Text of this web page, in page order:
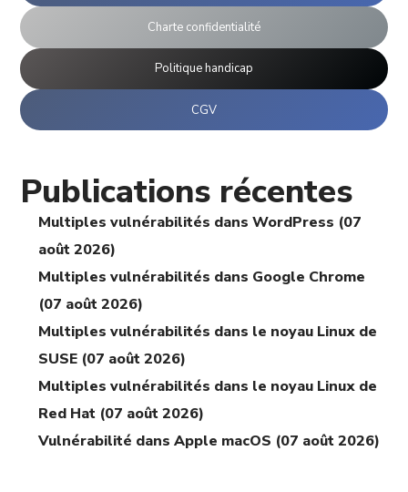
Charte confidentialité
Politique handicap
CGV
Publications récentes
Multiples vulnérabilités dans WordPress (07
août 2026)
Multiples vulnérabilités dans Google Chrome
(07 août 2026)
Multiples vulnérabilités dans le noyau Linux de
SUSE (07 août 2026)
Multiples vulnérabilités dans le noyau Linux de
Red Hat (07 août 2026)
Vulnérabilité dans Apple macOS (07 août 2026)